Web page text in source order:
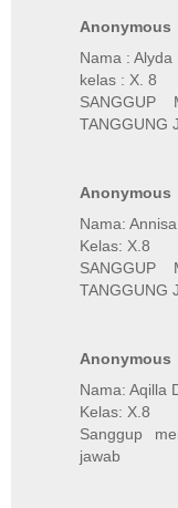
Anonymous
Nama :
kelas : X. 8
SANGGUP
TANGGUNG
Anonymous
Nama:
Kelas: X.8
SANGGUP
TANGGUNG
Anonymous
Nama: Aqilla
Kelas: X.8
Sanggup
jawab